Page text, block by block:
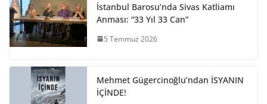
İstanbul Barosu’nda Sivas Katliamı
Anması: “33 Yıl 33 Can”
5 Temmuz 2026
Mehmet Gügercinoğlu’ndan İSYANIN
İÇİNDE!